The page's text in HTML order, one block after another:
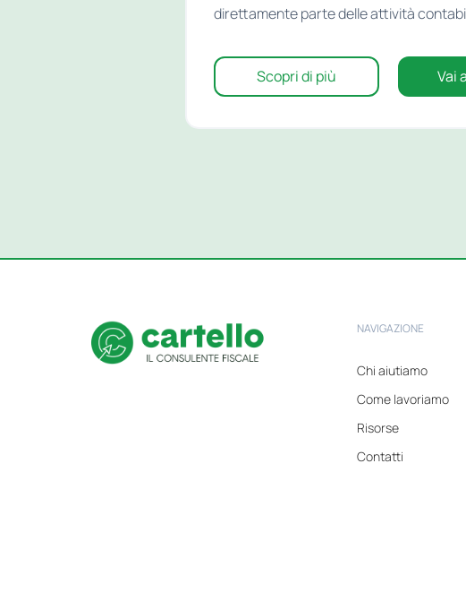
direttamente parte delle attività
Scopri di più Vai
NAVIGAZIONE
Chi aiutiamo
Come lavoriamo
Risorse
Contatti